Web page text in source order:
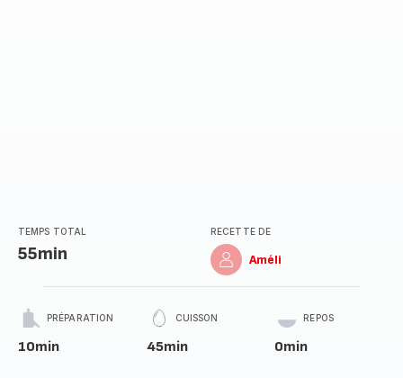
TEMPS TOTAL
55min
RECETTE DE
Améli
PRÉPARATION
10min
CUISSON
45min
REPOS
0min